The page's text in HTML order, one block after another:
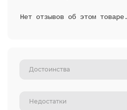
Нет отзывов об этом товаре.